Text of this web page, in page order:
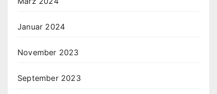
Januar 2024
November 2023
September 2023